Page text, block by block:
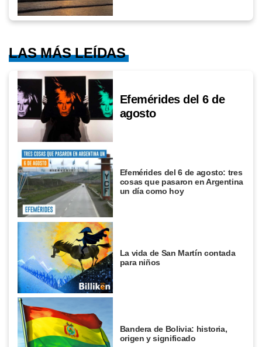
LAS MÁS LEÍDAS
Efemérides del 6 de
agosto
Efemérides del 6 de agosto: tres
cosas que pasaron en Argentina
un día como hoy
La vida de San Martín contada
para niños
Bandera de Bolivia: historia,
origen y significado